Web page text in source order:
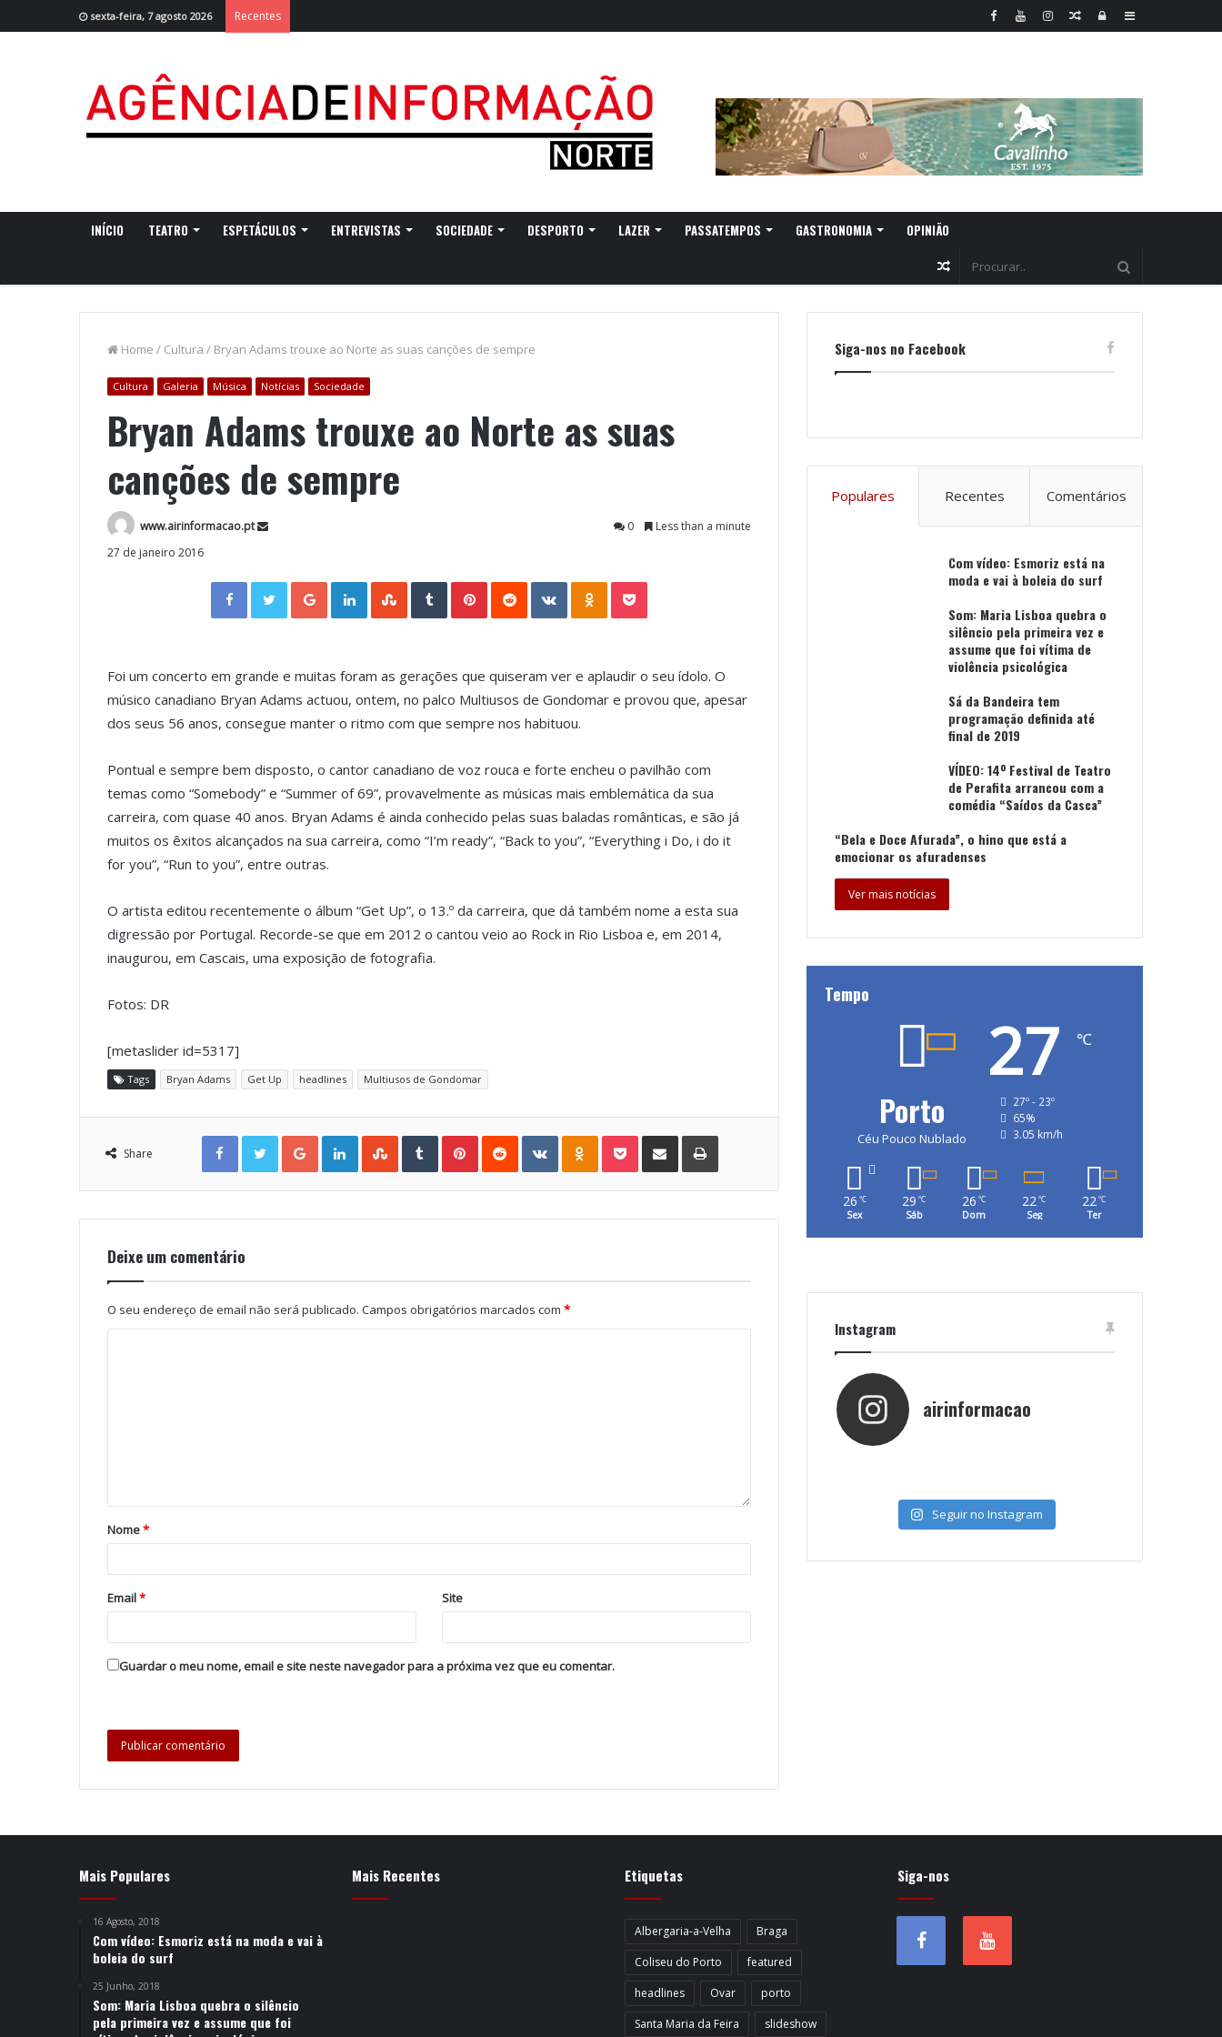
sexta-feira, 7 agosto 2026 Recentes Sidebar
Log
Random
INÍCIO TEATRO ESPETÁCULOS ENTREVISTAS SOCIEDADE DESPORTO LAZER PASSATEMPOS GASTRONOMIA OPINIÃO
Random
Home / Cultura / Bryan Adams trouxe ao Norte as suas canções de sempre
Cultura Galeria Música Notícias Sociedade
Bryan Adams trouxe ao Norte as suas
canções de sempre
www.airinformacao.pt 0
Less than a minute
27 de janeiro 2016
Facebook Twitter Google+ LinkedIn StumbleUpon Tumblr VKontakte
Foi um concerto em grande e muitas foram as gerações que quiseram ver e aplaudir o seu ídolo. O
músico canadiano Bryan Adams actuou, ontem, no palco Multiusos de Gondomar e provou que, apesar
dos seus 56 anos, consegue manter o ritmo com que sempre nos habituou.
Pontual e sempre bem disposto, o cantor canadiano de voz rouca e forte encheu o pavilhão com
temas como “Somebody” e “Summer of 69”, provavelmente as músicas mais emblemática da sua
carreira, com quase 40 anos. Bryan Adams é ainda conhecido pelas suas baladas românticas, e são já
muitos os êxitos alcançados na sua carreira, como “I’m ready”, “Back to you”, “Everything i Do, i do it
for you”, “Run to you”, entre outras.
O artista editou recentemente o álbum “Get Up”, o 13.º da carreira, que dá também nome a esta sua
digressão por Portugal. Recorde-se que em 2012 o cantou veio ao Rock in Rio Lisboa e, em 2014,
inaugurou, em Cascais, uma exposição de fotografia.
Fotos: DR
[metaslider id=5317]
Tags Bryan Adams Get Up headlines Multiusos de Gondomar
Share
Facebook Twitter Google+ LinkedIn StumbleUpon Tumblr Pinterest Reddit VKontakte Odnoklassniki Pocket Share via Email Print
Deixe um comentário
O seu endereço de email não será publicado. Campos obrigatórios marcados com *
Nome*
Email* Site
Guardar o meu nome, email e site neste navegador para a próxima vez que eu comentar.
Siga-nos no Facebook
Populares Recentes Comentários
Com vídeo: Esmoriz está na
moda e vai à boleia do surf
Som: Maria Lisboa quebra o
silêncio pela primeira vez e
assume que foi vítima de
violência psicológica
Sá da Bandeira tem
programação definida até
final de 2019
VÍDEO: 14º Festival de Teatro
de Perafita arrancou com a
comédia “Saídos da Casca”
“Bela e Doce Afurada”, o hino que está a
emocionar os afuradenses
Ver mais notícias
Tempo
Porto
Céu Pouco Nublado
27 ℃
27º - 23º
65%
3.05 km/h
26 ℃
Sex
29 ℃
Sáb
26 ℃
Dom
22℃
Seg
22℃
Ter
Instagram
airinformacao
Seguir no Instagram
Mais Populares
16 Agosto, 2018
Com vídeo: Esmoriz está na moda e vai à
boleia do surf
25 Junho, 2018
Som: Maria Lisboa quebra o silêncio
pela primeira vez e assume que foi
Mais Recentes Etiquetas
Albergaria-a-Velha
Braga
Coliseu do Porto
featured
headlines
Ovar
porto
Santa Maria da Feira
slideshow
Siga-nos